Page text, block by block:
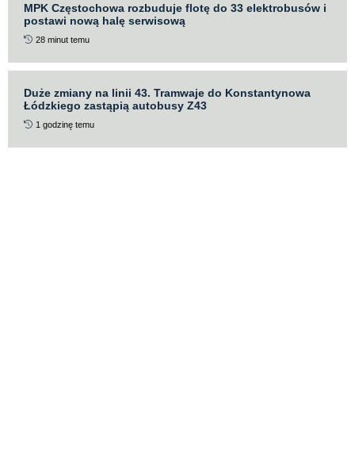
MPK Częstochowa rozbuduje flotę do 33 elektrobusów i
postawi nową halę serwisową
28 minut temu
Duże zmiany na linii 43. Tramwaje do Konstantynowa
Łódzkiego zastąpią autobusy Z43
1 godzinę temu